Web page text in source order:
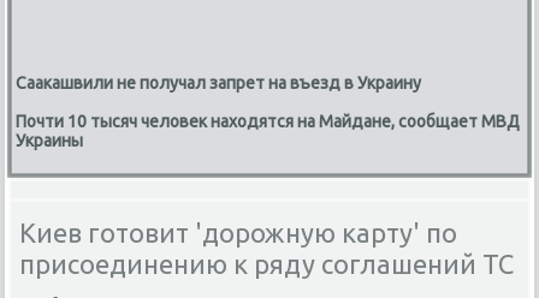
Саакашвили не получал запрет на въезд в Украину
Почти 10 тысяч человек находятся на Майдане, сообщает МВД
Украины
Киев готовит 'дорожную карту' по
присоединению к ряду соглашений ТС